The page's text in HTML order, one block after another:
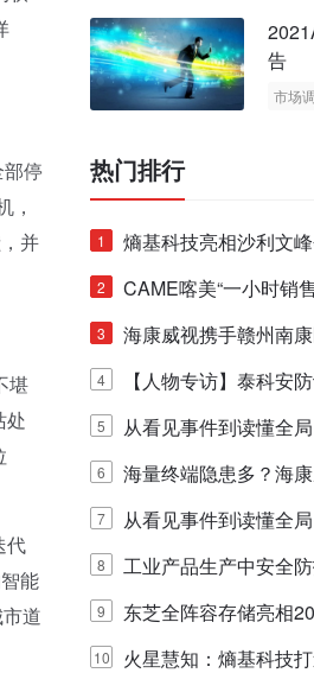
停
，
并
堪
处
代
能
道
告
市场
热门排行
1
熵基科技亮相沙利文
脑机技术商业化生态
2
CAME喀美“一小时销
能培训正式启动！
3
海康威视携手赣州南
里绿波网
4
【人物专访】泰科安
宁解码安防出海新范式
5
从看见事件到读懂全局
E IQ 3.20开启安防运
6
海量终端隐患多？海
联安全产品，四层守
7
从看见事件到读懂全局
E IQ 3.20开启安防运
8
工业产品生产中安全
的实践与探讨
9
东芝全阵容存储亮相
y，以海量数据底座赋
10
火星慧知：熵基科技